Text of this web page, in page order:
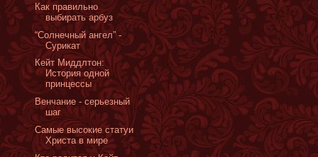
Как правильно
выбирать арбуз
“Солнечный ангел” -
Сурикат
Кейт Миддлтон:
История одной
принцессы
Венчание - серьезный
шаг
Самые высокие статуи
Христа в мире